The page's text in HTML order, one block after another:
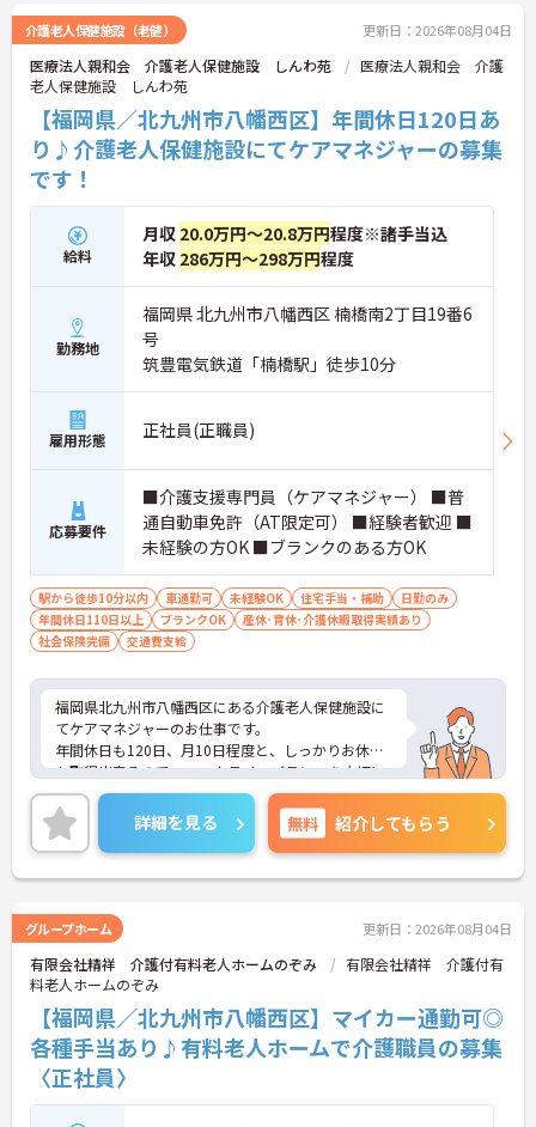
介護老人保健施設（老健） 更新日：2026年08月04日
医療法人親和会 介護老人保健施設 しんわ苑
医療法人親和会 介護
老人保健施設 しんわ苑
【福岡県／北九州市八幡西区】年間休日120日あ
り♪介護老人保健施設にてケアマネジャーの募集
です！
給料
月収 20.0万円～20.8万円程度※諸手当込
年収 286万円～298万円程度
勤務地
福岡県 北九州市八幡西区 楠橋南2丁目19番6
号
筑豊電気鉄道「楠橋駅」徒歩10分
雇用形態 正社員(正職員)
応募要件
■介護支援専門員（ケアマネジャー） ■普
通自動車免許（AT限定可） ■経験者歓迎 ■
未経験の方OK ■ブランクのある方OK
駅から徒歩10分以内 車通勤可 未経験OK 住宅手当・補助
日勤のみ
年間休日110日以上
ブランクOK
産休･育休･介護休暇取得実績あり
社会保険完備
交通費支給
福岡県北九州市八幡西区にある介護老人保健施設に
てケアマネジャーのお仕事です。
年間休日も120日、月10日程度と、しっかりお休み
も取得出来るので、ワークライフバランスを大切に
したい方にオススメです◎幅広い年齢層の職員が在
籍していて馴染みやすい雰囲気です！
ご興味ある方には、面接対策ポイントなど、さらに
詳細をお話しいたしますのでお気軽にご相談くださ
い。
詳細を見る 無料 紹介してもらう
グループホーム 更新日：2026年08月04日
有限会社精祥 介護付有料老人ホームのぞみ
有限会社精祥 介護付有
料老人ホームのぞみ
【福岡県／北九州市八幡西区】マイカー通勤可◎
各種手当あり♪有料老人ホームで介護職員の募集
〈正社員〉